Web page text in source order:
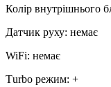
Колір внутрішнього
Датчик руху: немає
WiFi: немає
Тurbo режим: +